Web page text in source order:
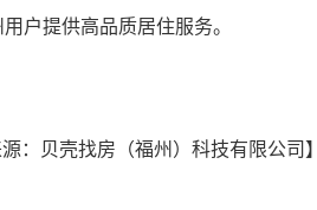
户提供高品质居住服务。
源：贝壳找房（福州）科技有限公司】